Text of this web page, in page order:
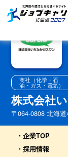
商社（化学・石
油・ガス・電気）
株式会社
〒064-0808 北海
企業TOP
採用情報